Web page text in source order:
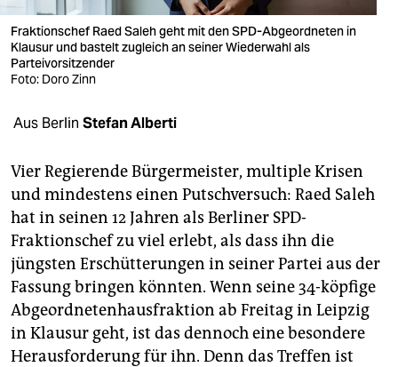
verlag
verlag
veranstaltungen
shop
unterstützen
abo
genossenschaft
epaper login
Fraktionschef Raed Saleh geht mit den SPD-Abgeordneten in
Klausur und bastelt zugleich an seiner Wiederwahl als
Parteivorsitzender
Foto: Doro Zinn
Aus Berlin Stefan Alberti
Vier Regierende Bürgermeister, multiple Krisen
und mindestens einen Putschversuch: Raed Saleh
hat in seinen 12 Jahren als Berliner SPD-
Fraktionschef zu viel erlebt, als dass ihn die
jüngsten Erschütterungen in seiner Partei aus der
Fassung bringen könnten. Wenn seine 34-köpfige
Abgeordnetenhausfraktion ab Freitag in Leipzig
in Klausur geht, ist das dennoch eine besondere
Herausforderung für ihn. Denn das Treffen ist